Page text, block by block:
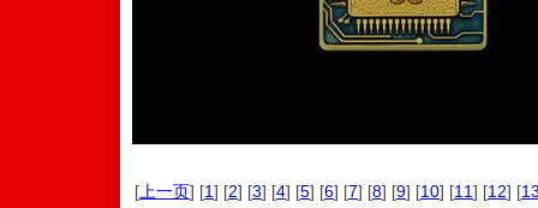
[ 上一页] [1] [2] [3] [4] [5] [6] [7] [8] [9] [10] [11] [12] [